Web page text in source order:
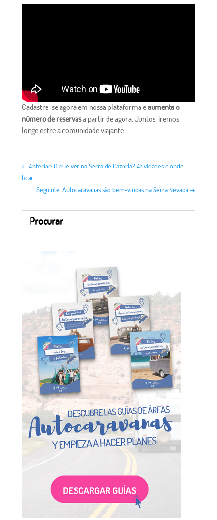
Cadastre-se agora em nossa plataforma eaumenta o
número de reservasa partir de agora. Juntos, iremos
longe entre a comunidade viajante.
← Anterior: O que ver na Serra de Cazorla? Atividades e onde
ficar
Seguinte: Autocaravanas são bem-vindas na Serra Nevada →